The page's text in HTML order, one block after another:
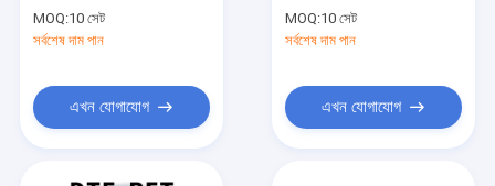
ক্লিনার
MOQ:10 সেট
সর্বশেষ দাম পান
এখন যোগাযোগ
MOQ:10 সেট
সর্বশেষ দাম পান
এখন যোগাযোগ